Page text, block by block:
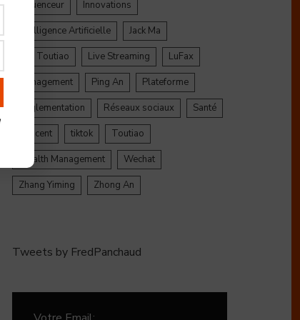
Influenceur
Innovations
Intelligence Artificielle
Jack Ma
Jinri Toutiao
Live Streaming
LuFax
Management
Ping An
Plateforme
Réglementation
Réseaux sociaux
Santé
Tencent
tiktok
Toutiao
Wealth Management
Wechat
Zhang Yiming
Zhong An
Tweets by FredPanchaud